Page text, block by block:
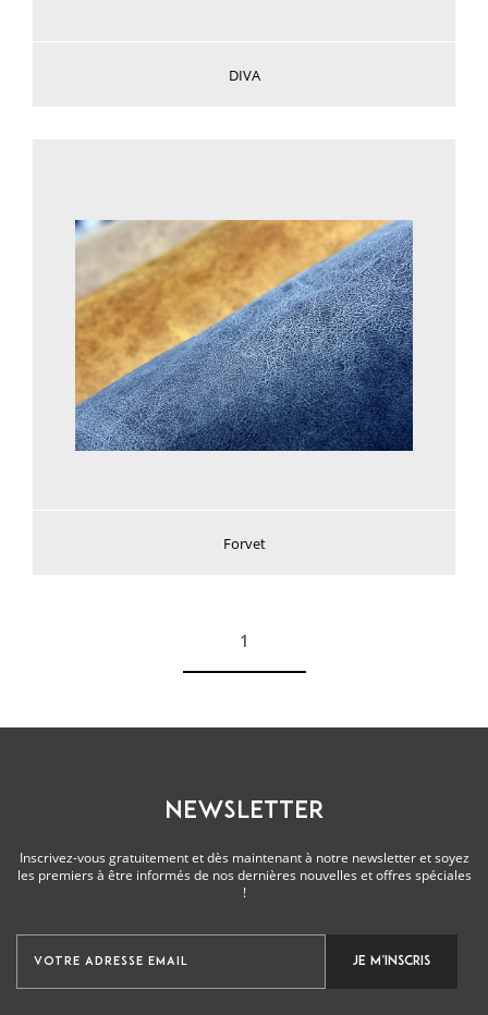
DIVA
Forvet
Voir plus
1
NEWSLETTER
Inscrivez-vous gratuitement et dès maintenant à notre newsletter et soyez
les premiers à être informés de nos dernières nouvelles et offres spéciales
!